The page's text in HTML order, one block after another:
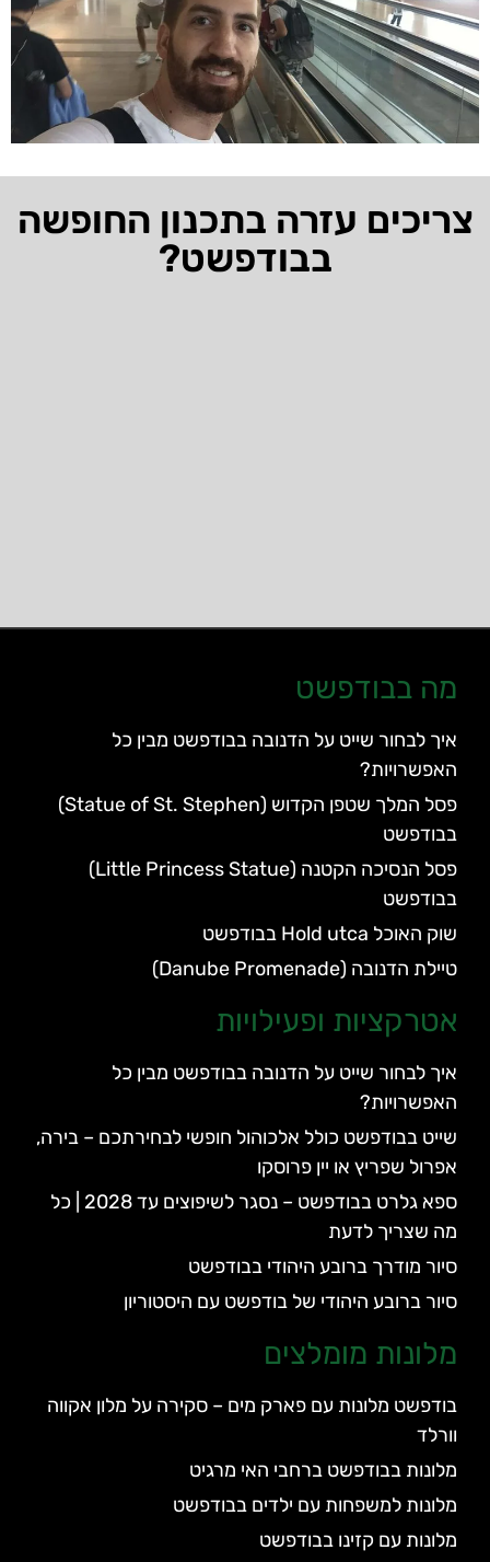
צריכים עזרה בתכנון החופשה
בבודפשט?
מה בבודפשט
איך לבחור שייט על הדנובה בבודפשט מבין כל
האפשרויות?
פסל המלך שטפן הקדוש (Statue of St. Stephen)
בבודפשט
פסל הנסיכה הקטנה (Little Princess Statue)
בבודפשט
שוק האוכל Hold utca בבודפשט
טיילת הדנובה (Danube Promenade)
אטרקציות ופעילויות
איך לבחור שייט על הדנובה בבודפשט מבין כל
האפשרויות?
שייט בבודפשט כולל אלכוהול חופשי לבחירתכם – בירה,
אפרול שפריץ או יין פרוסקו
ספא גלרט בבודפשט – נסגר לשיפוצים עד 2028 | כל
מה שצריך לדעת
סיור מודרך ברובע היהודי בבודפשט
סיור ברובע היהודי של בודפשט עם היסטוריון
מלונות מומלצים
בודפשט מלונות עם פארק מים – סקירה על מלון אקווה
וורלד
מלונות בבודפשט ברחבי האי מרגיט
מלונות למשפחות עם ילדים בבודפשט
מלונות עם קזינו בבודפשט